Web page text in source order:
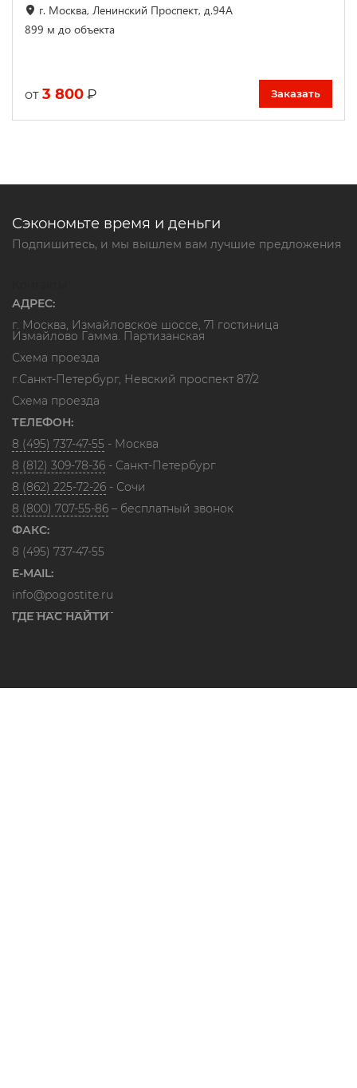
г. Москва, Ленинский Проспект, д.94А
899 м до объекта
от 3 800 ₽ Заказать
Сэкономьте время и деньги
Подпишитесь, и мы вышлем вам лучшие предложения
АДРЕС:
г. Москва, Измайловское шоссе, 71 гостиница
Измайлово Гамма. Партизанская
Схема проезда
г.Санкт-Петербург, Невский проспект 87/2
Схема проезда
ТЕЛЕФОН:
8 (495) 737-47-55 - Москва
8 (812) 309-78-36 - Санкт-Петербург
8 (862) 225-72-26 - Сочи
8 (800) 707-55-86 – бесплатный звонок
ФАКС:
8 (495) 737-47-55
E-MAIL:
info@pogostite.ru
ГДЕ НАС НАЙТИ